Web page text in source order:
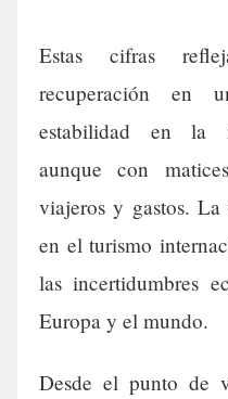
Estas cifras
recuperación en
estabilidad en la
aunque con
viajeros y gastos.
en el turismo
las incertidumbres
Europa y el mundo.
Desde el punto de